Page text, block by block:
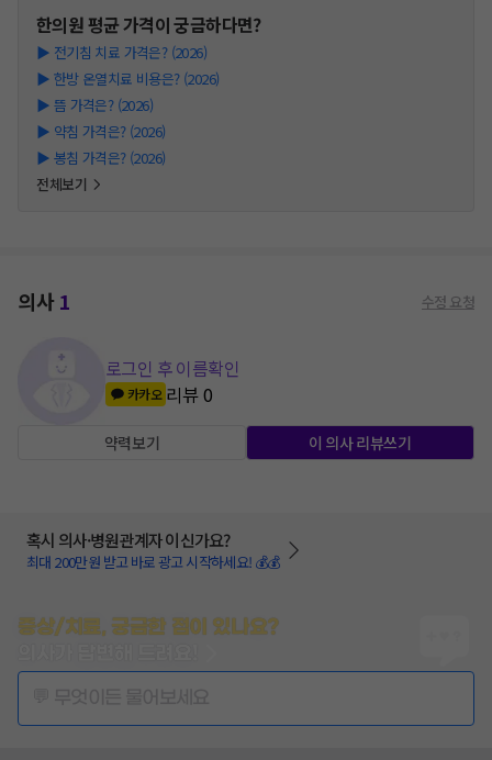
한의원평균 가격이 궁금하다면?
▶ 전기침 치료 가격은? (2026)
▶ 한방 온열치료 비용은? (2026)
▶ 뜸 가격은? (2026)
▶ 약침 가격은? (2026)
▶ 봉침 가격은? (2026)
전체보기
의사1 수정 요청
로그인 후 이름확인
카카오 리뷰0
약력보기 이 의사 리뷰쓰기
혹시 의사·병원관계자 이신가요?
최대 200만원 받고 바로 광고 시작하세요! 💰💰
증상/치료, 궁금한 점이 있나요?